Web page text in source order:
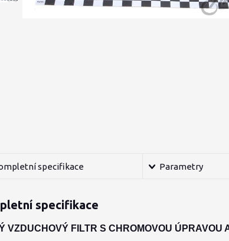
specifikace Parametry
specifikace
VZDUCHOVÝ FILTR S CHROMOVOU